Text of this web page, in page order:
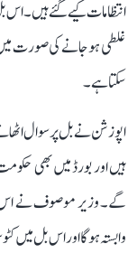
انتظامات کیے گئے ہیں۔ اس
غلطی ہو جانے کی صورت
سکتا ہے۔
اپوزشن نے بل پر سوال
ہیں اور بورڈ میں بھی
گے۔ وزیر موصوف نے اس
وابستہ ہوگا اور اس بل میں